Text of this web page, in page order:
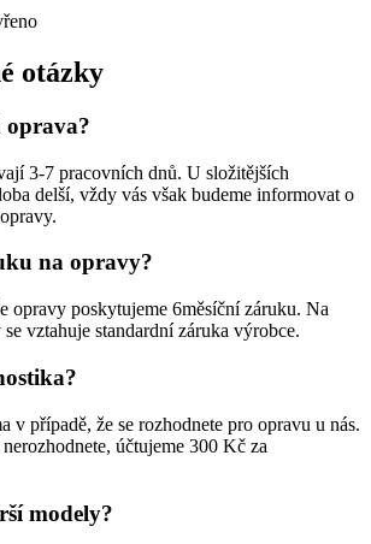
otázky
3-7 pracovních dnů. U složitějších
delší, vždy vás však budeme informovat o
na opravy?
opravy poskytujeme 6měsíční záruku. Na
vztahuje standardní záruka výrobce.
v případě, že se rozhodnete pro opravu u nás.
účtujeme 300 Kč za
modely?